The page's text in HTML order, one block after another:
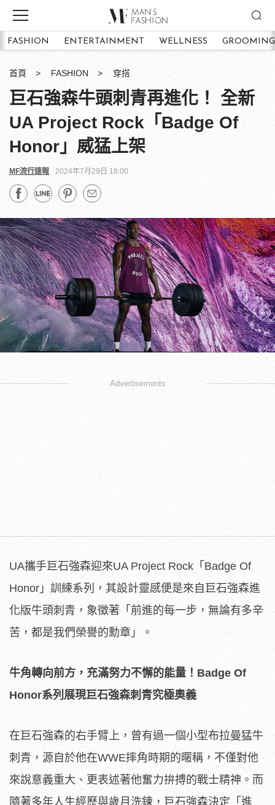
FASHION ENTERTAINMENT WELLNESS GROOMING
首頁 FASHION 穿搭
巨石強森牛頭刺青再進化！ 全新
UA Project Rock「Badge Of
Honor」威猛上架
MF流行速報 2024年7月29日 18:00
Advertisements
UA攜手巨石強森迎來UA Project Rock「Badge Of
Honor」訓練系列，其設計靈感便是來自巨石強森進
化版牛頭刺青，象徵著「前進的每一步，無論有多辛
苦，都是我們榮譽的勳章」。
牛角轉向前方，充滿努力不懈的能量！ Badge Of
Honor系列展現巨石強森刺青究極奧義
在巨石強森的右手臂上，曾有過一個小型布拉曼猛牛
刺青，源自於他在WWE摔角時期的暱稱，不僅對他
來說意義重大、更表述著他奮力拚搏的戰士精神。而
隨著多年人生經歷與歲月洗鍊，巨石強森決定「進